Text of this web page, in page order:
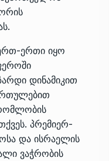
ერთი იყო
დინამიკით
პრემიერ-
და ისრაელის
ვაჭრობის